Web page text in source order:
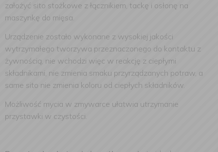
założyć sito stożkowe z łącznikiem, tackę i osłonę na
maszynkę do mięsa.
Urządzenie zostało wykonane z wysokiej jakości
wytrzymałego tworzywa przeznaczonego do kontaktu z
żywnością, nie wchodzi więc w reakcję z ciepłymi
składnikami, nie zmienia smaku przyrządzanych potraw, a
same sito nie zmienia koloru od ciepłych składników.
Możliwość mycia w zmywarce ułatwia utrzymanie
przystawki w czystości.